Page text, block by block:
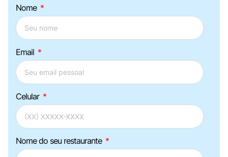
Nome
Email
Celular
Nome do seu restaurante